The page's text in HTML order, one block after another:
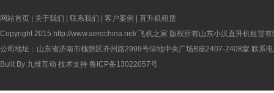
网站首页 关于我们 联系我们 客户案例
直升机租赁
Copyright 2015 http://www.aerochina.net/ 飞机之家 版权所有山东小汉直升机租赁有
公司地址：山东省济南市槐荫区齐州路2999号绿地中央广场B座2407-2408室 联系
Built By 九维互动 技术支持 鲁ICP备13022057号